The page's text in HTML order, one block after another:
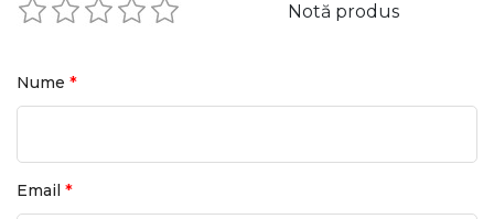
Notă produs
Nume *
Email *